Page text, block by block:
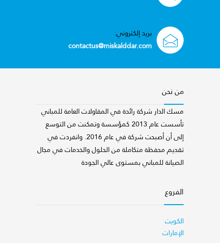
بريد إلكتروني:
contactus@miskalddar.com
من نحن
مسك الدار شركة رائدة في المقاولات العامة للمباني
تأسست عام 2013 كمؤسسة وتمكنت من التوسع
إلى أن أصبحت شركة في عام 2016. وانفردت في
تقديم محفظة متكاملة من الحلول والخدمات في مجال
الصيانة للمباني بمستوى عالي الجودة
الفروع
الكويت
الإمارات